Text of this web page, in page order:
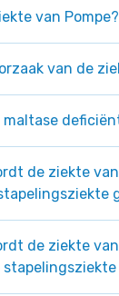
van Pompe?
van de
maltase
de ziekte
de ziekte